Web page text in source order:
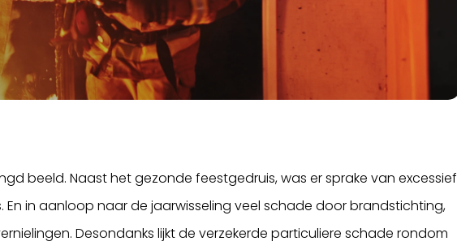
beeld. Naast het gezonde feestgedruis, was er sprake van excessief
En in aanloop naar de jaarwisseling veel schade door brandstichting,
Desondanks lijkt de verzekerde particuliere schade rondom